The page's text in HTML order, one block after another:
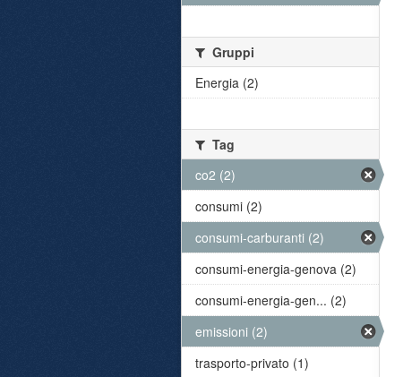
Gruppi
Energia (2)
Tag
co2 (2)
consumi (2)
consumi-carburanti (2)
consumi-energia-genova (2)
consumi-energia-gen... (2)
emissioni (2)
trasporto-privato (1)